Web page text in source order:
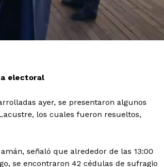
electoral
ayer, se presentaron algunos
los cuales fueron resueltos,
señaló que alrededor de las 13:00
se encontraron 42 cédulas de sufragio